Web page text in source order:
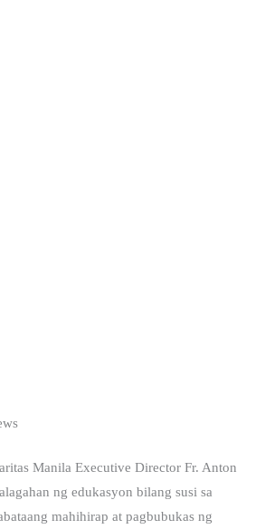
Manila Executive Director Fr. Anton
ng edukasyon bilang susi sa
mahihirap at pagbubukas ng